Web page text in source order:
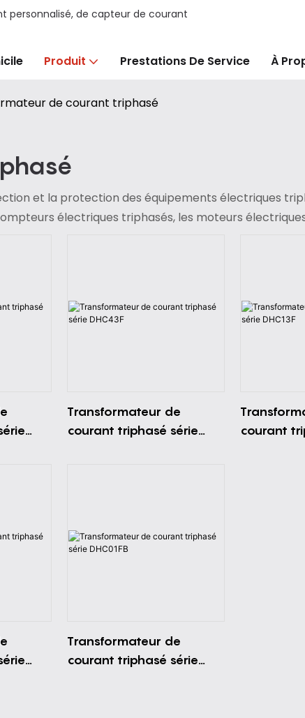
personnalisé, de capteur de courant
Produit Prestations De Service À
de courant triphasé
et la protection des équipements électriques
électriques triphasés, les moteurs
Transformateur de
courant triphasé série
courant
Transformateur de
courant triphasé série